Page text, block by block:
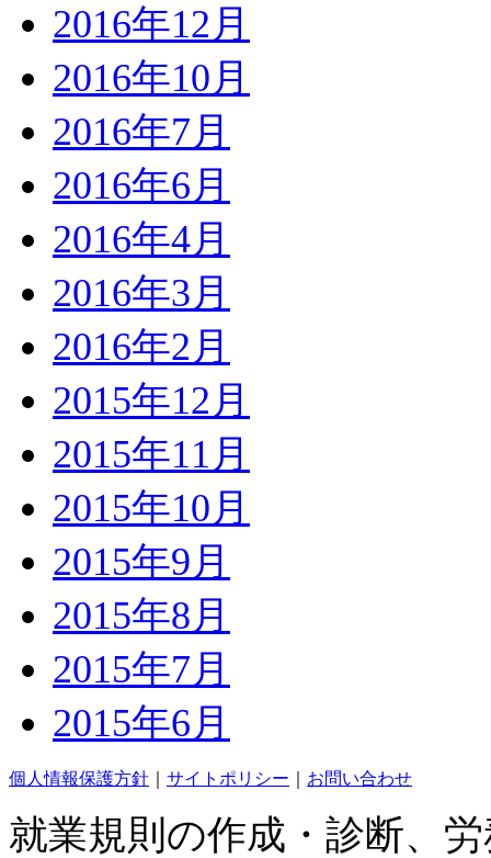
2016年12月
2016年10月
2016年7月
2016年6月
2016年4月
2016年3月
2016年2月
2015年12月
2015年11月
2015年10月
2015年9月
2015年8月
2015年7月
2015年6月
個人情報保護方針 サイトポリシー お問い合わせ
就業規則の作成・診断、